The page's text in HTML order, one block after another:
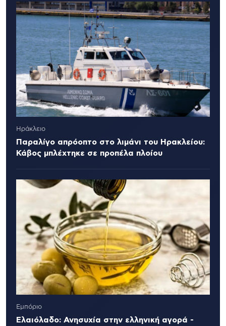
Ηράκλειο
Παραλίγο απρόοπτο στο λιμάνι του Ηρακλείου:
Κάβος μπλέχτηκε σε προπέλα πλοίου
Εμπόριο
Ελαιόλαδο: Ανησυχία στην ελληνική αγορά -